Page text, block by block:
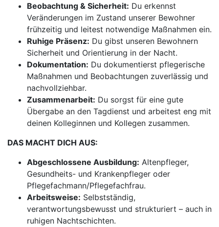
Beobachtung & Sicherheit: Du erkennst
Veränderungen im Zustand unserer Bewohner
frühzeitig und leitest notwendige Maßnahmen ein.
Ruhige Präsenz: Du gibst unseren Bewohnern
Sicherheit und Orientierung in der Nacht.
Dokumentation: Du dokumentierst pflegerische
Maßnahmen und Beobachtungen zuverlässig und
nachvollziehbar.
Zusammenarbeit: Du sorgst für eine gute
Übergabe an den Tagdienst und arbeitest eng mit
deinen Kolleginnen und Kollegen zusammen.
DAS MACHT DICH AUS:
Abgeschlossene Ausbildung: Altenpfleger,
Gesundheits- und Krankenpfleger oder
Pflegefachmann/Pflegefachfrau.
Arbeitsweise: Selbstständig,
verantwortungsbewusst und strukturiert – auch in
ruhigen Nachtschichten.